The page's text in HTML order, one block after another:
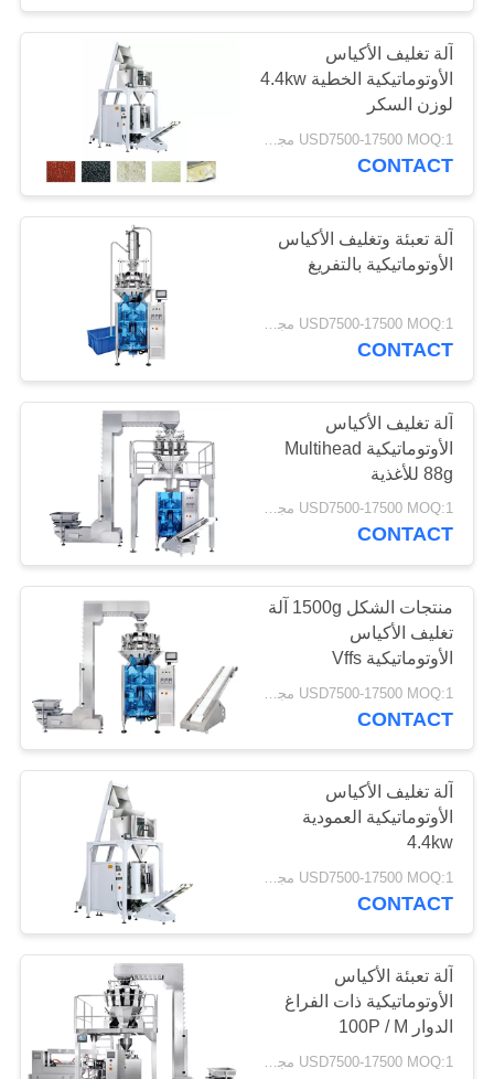
PRIVACY
POLICY
آلة تغليف الأكياس
الأوتوماتيكية الخطية 4.4kw
لوزن السكر
USD7500-17500 MOQ:1 مجموعة
CONTACT
آلة تعبئة وتغليف الأكياس
الأوتوماتيكية بالتفريغ
USD7500-17500 MOQ:1 مجموعة
CONTACT
آلة تغليف الأكياس
الأوتوماتيكية Multihead
88g للأغذية
USD7500-17500 MOQ:1 مجموعة
CONTACT
منتجات الشكل 1500g آلة
تغليف الأكياس
الأوتوماتيكية Vffs
CONTACT
آلة تغليف الأكياس
الأوتوماتيكية العمودية
4.4kw
USD7500-17500 MOQ:1 مجموعة
CONTACT
آلة تعبئة الأكياس
الأوتوماتيكية ذات الفراغ
الدوار 100P / M
USD7500-17500 MOQ:1 مجموعة